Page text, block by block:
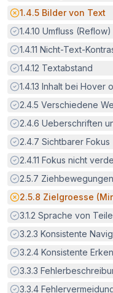
Potenzielle Barriere:
1.4.5 Bilder von Text
Erfüllt:
1.4.10 Umfluss (Reflow)
Erfüllt:
1.4.11 Nicht-Text-
Erfüllt:
1.4.12 Textabstand
Erfüllt:
1.4.13 Inhalt bei Hover
Erfüllt:
2.4.5 Verschiedene
Erfüllt:
2.4.6 Ueberschriften
Erfüllt:
2.4.7 Sichtbarer Fokus
Erfüllt:
2.4.11 Fokus nicht
Erfüllt:
2.5.7 Ziehbewegungen
Potenzielle Barriere:
2.5.8 Zielgroesse
Erfüllt:
3.1.2 Sprache von
Erfüllt:
3.2.3 Konsistente
Erfüllt:
3.2.4 Konsistente
Erfüllt:
3.3.3
Erfüllt:
3.3.4